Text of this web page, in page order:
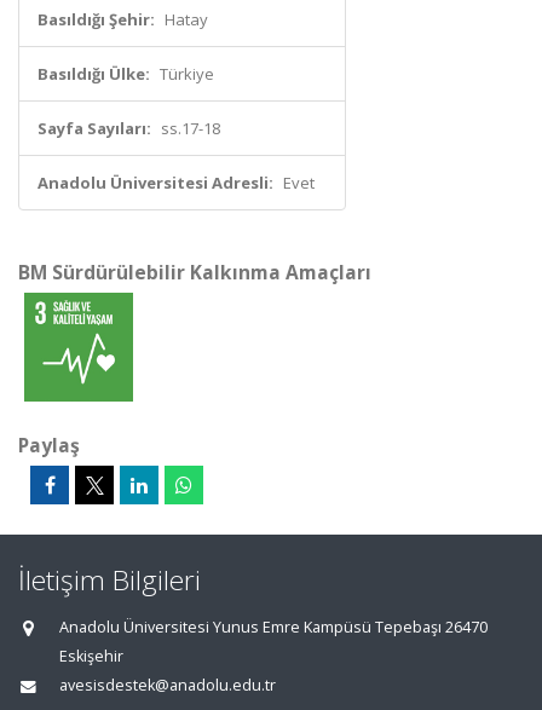
Basıldığı Şehir: Hatay
Basıldığı Ülke: Türkiye
Sayfa Sayıları: ss.17-18
Anadolu Üniversitesi Adresli: Evet
BM Sürdürülebilir Kalkınma Amaçları
Paylaş
İletişim Bilgileri
Anadolu Üniversitesi Yunus Emre Kampüsü Tepebaşı 26470
Eskişehir
avesisdestek@anadolu.edu.tr